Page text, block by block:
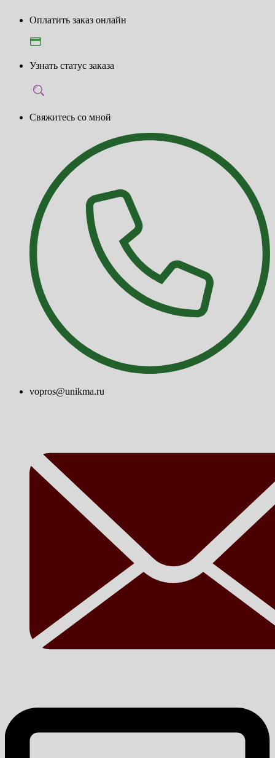
Оплатить заказ онлайн
Узнать статус заказа
Свяжитесь со мной
vopros@unikma.ru